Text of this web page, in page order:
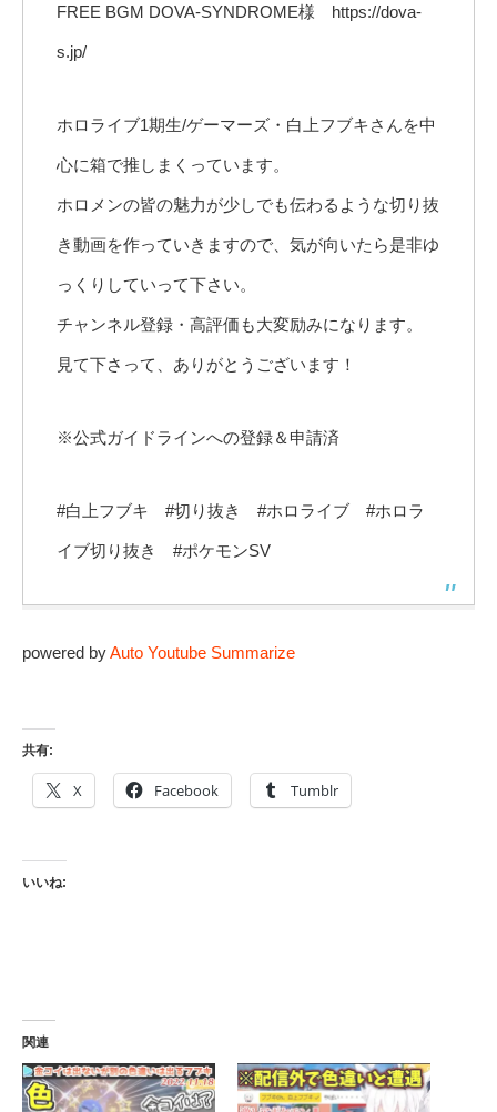
FREE BGM DOVA-SYNDROME様 https://dova-
s.jp/
ホロライブ1期生/ゲーマーズ・白上フブキさんを中
心に箱で推しまくっています。
ホロメンの皆の魅力が少しでも伝わるような切り抜
き動画を作っていきますので、気が向いたら是非ゆ
っくりしていって下さい。
チャンネル登録・高評価も大変励みになります。
見て下さって、ありがとうございます！
※公式ガイドラインへの登録＆申請済
#白上フブキ #切り抜き #ホロライブ #ホロラ
イブ切り抜き #ポケモンSV
powered byAuto Youtube Summarize
共有:
X Facebook Tumblr
いいね:
関連